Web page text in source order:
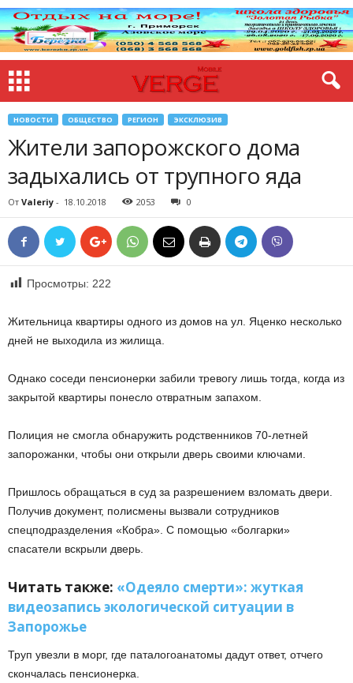
НОВОСТИ ОБЩЕСТВО РЕГИОН ЭКСКЛЮЗИВ
Жители запорожского дома
задыхались от трупного яда
От Valeriy - 18.10.2018 2053 0
Просмотры: 222
Жительница квартиры одного из домов на ул. Яценко несколько
дней не выходила из жилища.
Однако соседи пенсионерки забили тревогу лишь тогда, когда из
закрытой квартиры понесло отвратным запахом.
Полиция не смогла обнаружить родственников 70-летней
запорожанки, чтобы они открыли дверь своими ключами.
Пришлось обращаться в суд за разрешением взломать двери.
Получив документ, полисмены вызвали сотрудников
спецподразделения «Кобра». С помощью «болгарки»
спасатели вскрыли дверь.
Читать также: «Одеяло смерти»: жуткая
видеозапись экологической ситуации в
Запорожье
Труп увезли в морг, где паталогоанатомы дадут ответ, отчего
скончалась пенсионерка.